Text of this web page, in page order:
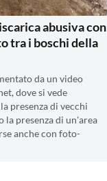
abusiva con
tra i boschi della
da un video
dove si vede
presenza di vecchi
la presenza di un'area
anche con foto-